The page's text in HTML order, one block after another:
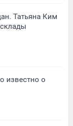
Татьяна Ким
известно о